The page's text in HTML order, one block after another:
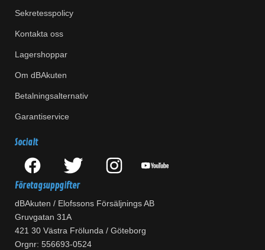
Sekretesspolicy
Kontakta oss
Lagershoppar
Om dBAkuten
Betalningsalternativ
Garantiservice
Socialt
Företagsuppgifter
dBAkuten / Elofssons Försäljnings AB
Gruvgatan 31A
421 30 Västra Frölunda / Göteborg
Orgnr: 556693-0524